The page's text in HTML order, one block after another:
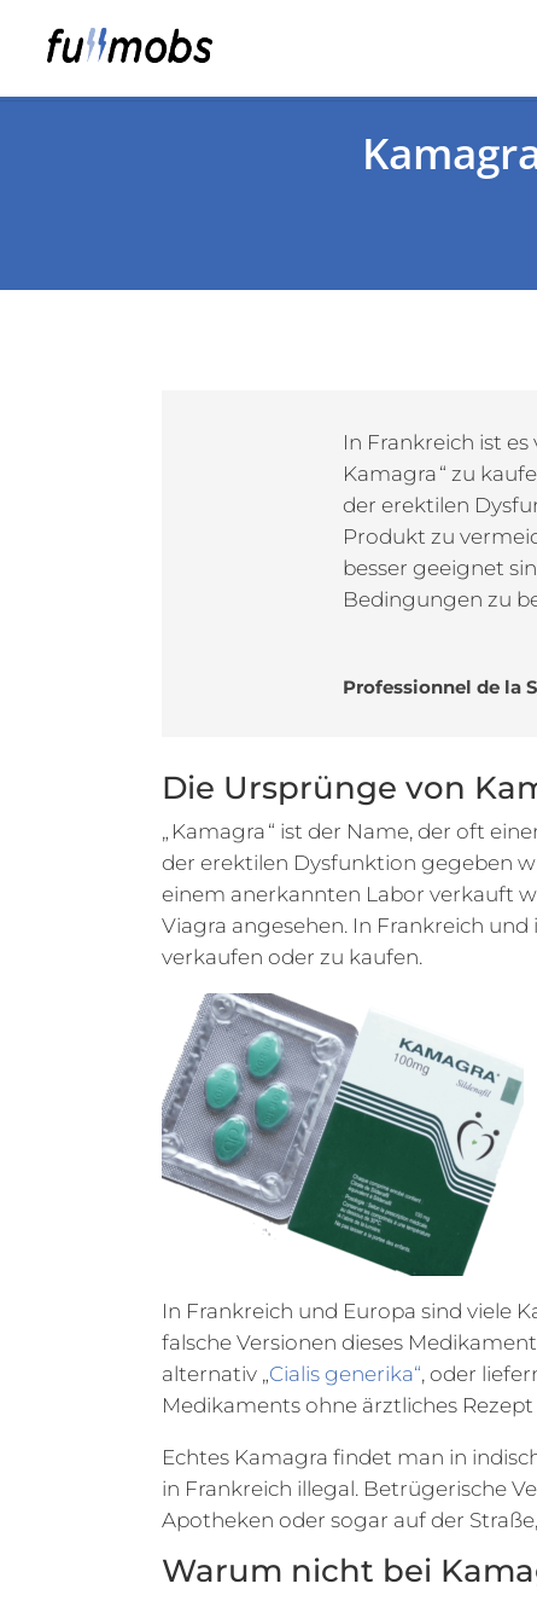
In Frankreich ist
Kamagra “ zu
der erektilen
Produkt zu
besser geeignet
Bedingungen zu
Professionnel de la
Die Ursprünge von
„ Kamagra “ ist der Name, der oft
der erektilen Dysfunktion gegeben
einem anerkannten Labor verkauft
Viagra angesehen. In Frankreich
verkaufen oder zu kaufen.
In Frankreich und Europa sind viele
falsche Versionen dieses
alternativ „Cialis generika“, oder
Medikaments ohne ärztliches
Echtes Kamagra findet man in
in Frankreich illegal. Betrügerische
Apotheken oder sogar auf der
Warum nicht bei